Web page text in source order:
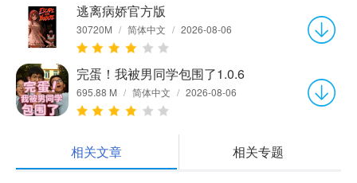
逃离病娇官方版
30720M / 简体中文 / 2026-08-06
完蛋！我被男同学包围了1.0.6
695.88 M / 简体中文 / 2026-08-06
相关文章 相关专题